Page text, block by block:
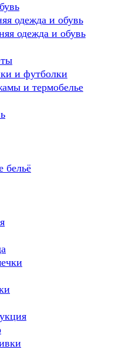
одежда и обувь
одежда и обувь
и футболки
и термобелье
бельё